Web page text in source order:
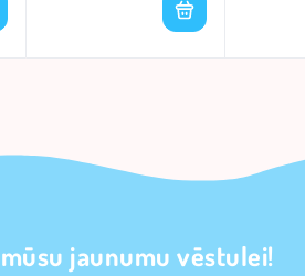
jaunumu vēstulei!